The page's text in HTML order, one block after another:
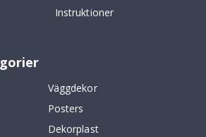
Instruktioner
Väggdekor
Posters
Dekorplast